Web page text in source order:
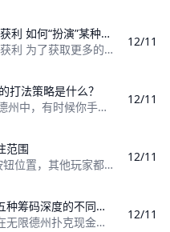
如何“扮演”某种牌型并从中获利 如何“扮演”某种牌型并从中获利？
如何“扮演”某种牌型并从中获利 为了获取更多的利润，我们需要在一手牌局中扮演一手牌。为什么要扮演？ 从数据显示，选手从德州中所获得的利润90%以
12/11
打法策略是什么？
增加EV的打法策略 在无限德州中，有时候你手中牌是什么并不是最重要的，如果你能明白对手的意图，面对你的行动他会有什么反应，你就能想出最好的方法
12/11
范围
在玩德扑过程中，当你在按钮位置，其他玩家都弃牌，你该如何游戏呢？ 如图为按钮位置率先加注范围，蓝色区域表示可以加注，手牌后小写的，代表同花色，
12/11
五种筹码深度的不同策略 五种筹码深度的不同策略是什么？
五种筹码深度的不同策略 在无限德州扑克现金局中，常常提到筹码深度一词。简单来说，筹码深度就是你面前有多少筹码。为了方便，在一手牌的进程中往往使
12/11